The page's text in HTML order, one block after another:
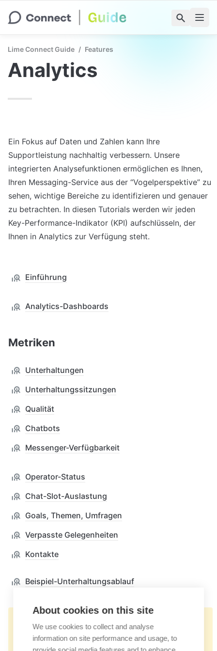
Lime Connect Guide / Features
Analytics
Ein Fokus auf Daten und Zahlen kann Ihre
Supportleistung nachhaltig verbessern. Unsere
integrierten Analysefunktionen ermöglichen es Ihnen,
Ihren Messaging-Service aus der “Vogelperspektive” zu
sehen, wichtige Bereiche zu identifizieren und genauer
zu betrachten. In diesen Tutorials werden wir jeden
Key-Performance-Indikator (KPI) aufschlüsseln, der
Ihnen in Analytics zur Verfügung steht.
Einführung
Analytics-Dashboards
Metriken
Unterhaltungen
Unterhaltungssitzungen
Qualität
Chatbots
Messenger-Verfügbarkeit
Operator-Status
Chat-Slot-Auslastung
Goals, Themen, Umfragen
Verpasste Gelegenheiten
Kontakte
Beispiel-Unterhaltungsablauf
https://docs.userlike.com/features/analytic
s
About cookies on this site
We use cookies to collect and analyse
information on site performance and usage, to